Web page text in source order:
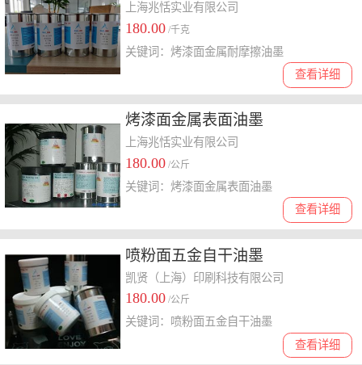
上海兆恬实业有限公司
180.00 /千克
查看详细
关键词：烤漆面金属耐摩擦油墨
烤漆面金属表面油墨
上海兆恬实业有限公司
180.00 /公斤
查看详细
关键词：烤漆面金属表面油墨
喷粉面五金自干油墨
凯贤（上海）印刷科技有限公司
180.00 /公斤
查看详细
关键词：喷粉面五金自干油墨